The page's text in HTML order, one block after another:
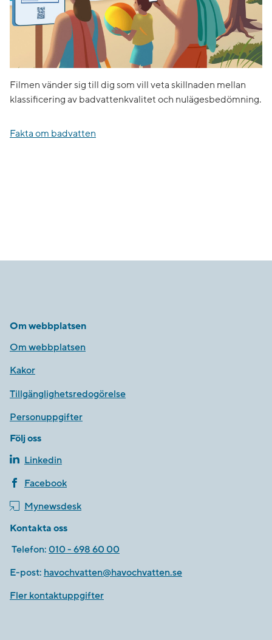
Filmen vänder sig till dig som vill veta skillnaden mellan
klassificering av badvattenkvalitet och nulägesbedömning.
Fakta om badvatten
Om webbplatsen
Om webbplatsen
Kakor
Tillgänglighetsredogörelse
Personuppgifter
Följ oss
Linkedin
Facebook
Mynewsdesk
Kontakta oss
Telefon: 010 - 698 60 00
E-post: havochvatten@havochvatten.se
Fler kontaktuppgifter